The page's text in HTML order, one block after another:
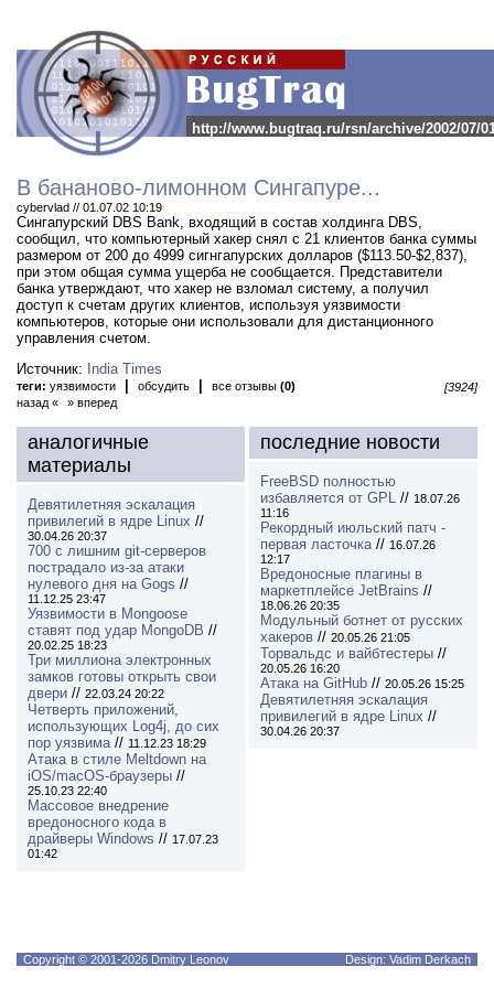
http://www.bugtraq.ru/rsn/archive/2002/07/
В бананово-лимонном Сингапуре...
cybervlad // 01.07.02 10:19
Сингапурский DBS Bank, входящий в состав холдинга DBS,
сообщил, что компьютерный хакер снял с 21 клиентов банка суммы
размером от 200 до 4999 сигнгапурских долларов ($113.50-$2,837),
при этом общая сумма ущерба не сообщается. Представители
банка утверждают, что хакер не взломал систему, а получил
доступ к счетам других клиентов, используя уязвимости
компьютеров, которые они использовали для дистанционного
управления счетом.
Источник:
India Times
теги: уязвимости обсудить все отзывы (0)
[3924]
назад «
» вперед
аналогичные
материалы
Девятилетняя эскалация
привилегий в ядре Linux //
30.04.26 20:37
700 с лишним git-серверов
пострадало из-за атаки
нулевого дня на Gogs //
11.12.25 23:47
Уязвимости в Mongoose
ставят под удар MongoDB //
20.02.25 18:23
Три миллиона электронных
замков готовы открыть свои
двери // 22.03.24 20:22
Четверть приложений,
использующих Log4j, до сих
пор уязвима// 11.12.23 18:29
Атака в стиле Meltdown на
iOS/macOS-браузеры //
25.10.23 22:40
Массовое внедрение
вредоносного кода в
драйверы Windows // 17.07.23
01:42
последние новости
FreeBSD полностью
избавляется от GPL // 18.07.26
11:16
Рекордный июльский патч -
первая ласточка// 16.07.26
12:17
Вредоносные плагины в
маркетплейсе JetBrains //
18.06.26 20:35
Модульный ботнет от русских
хакеров // 20.05.26 21:05
Торвальдс и вайбтестеры //
20.05.26 16:20
Атака на GitHub // 20.05.26 15:25
Девятилетняя эскалация
привилегий в ядре Linux //
30.04.26 20:37
Copyright © 2001-2026 Dmitry Leonov Design: Vadim Derkach